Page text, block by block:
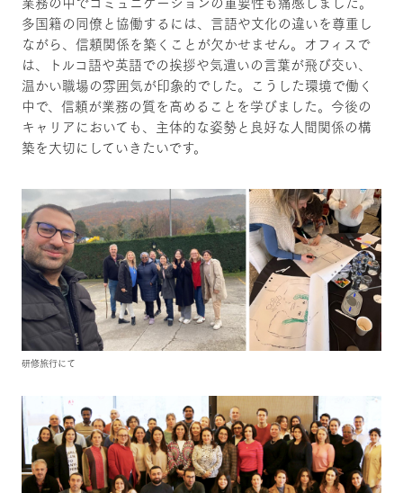
多国籍の同僚と協働するには、言語や文化の違いを尊重し
ながら、信頼関係を築くことが欠かせません。オフィスで
は、トルコ語や英語での挨拶や気遣いの言葉が飛び交い、
温かい職場の雰囲気が印象的でした。こうした環境で働く
中で、信頼が業務の質を高めることを学びました。今後の
キャリアにおいても、主体的な姿勢と良好な人間関係の構
築を大切にしていきたいです。
研修旅行にて